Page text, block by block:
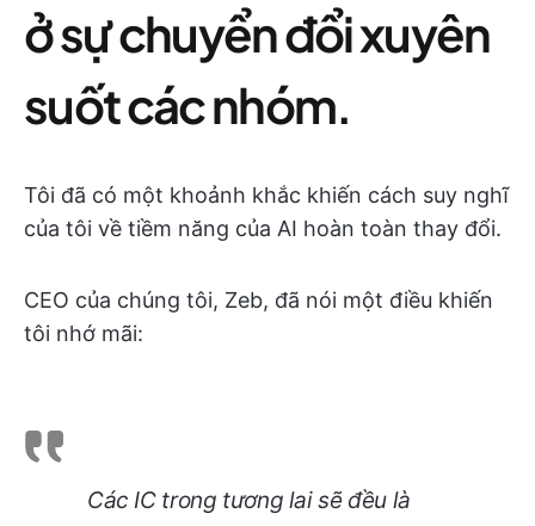
ở sự chuyển đổi xuyên
suốt các nhóm.
Tôi đã có một khoảnh khắc khiến cách suy nghĩ
của tôi về tiềm năng của AI hoàn toàn thay đổi.
CEO của chúng tôi, Zeb, đã nói một điều khiến
tôi nhớ mãi:
Các IC trong tương lai sẽ đều là